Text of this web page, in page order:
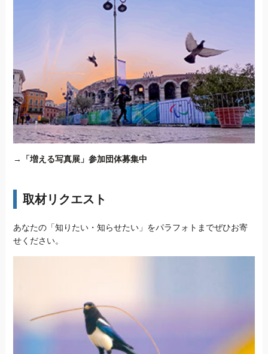
→ 「増える写真展」参加団体募集中
取材リクエスト
あなたの「知りたい・知らせたい」をパラフォトまでぜひお寄
せください。